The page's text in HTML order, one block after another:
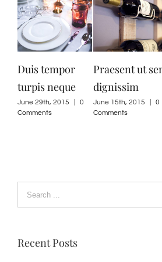
2015 |
0
Praesent ut sem
dignissim
June 15th, 2015 |
0
Comments
Aenean
quam
June 15th,
Comments
Search
for:
Recent Posts